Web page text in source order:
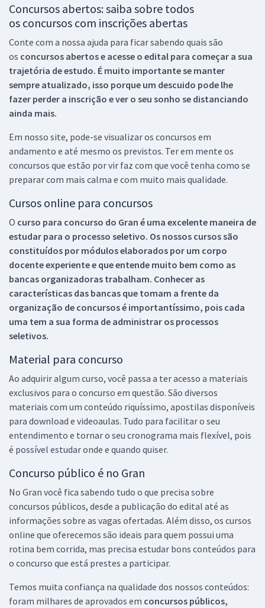
Concursos abertos: saiba sobre todos
os concursos com inscrições abertas
Conte com a nossa ajuda para ficar sabendo quais são
os concursos abertos e acesse o edital para começar a sua
trajetória de estudo. É muito importante se manter
sempre atualizado, isso porque um descuido pode lhe
fazer perder a inscrição e ver o seu sonho se distanciando
ainda mais.
Em nosso site, pode-se visualizar os concursos em
andamento e até mesmo os previstos. Ter em mente os
concursos que estão por vir faz com que você tenha como se
preparar com mais calma e com muito mais qualidade.
Cursos online para concursos
O curso para concurso do Gran é uma excelente maneira de
estudar para o processo seletivo. Os nossos cursos são
constituídos por módulos elaborados por um corpo
docente experiente e que entende muito bem como as
bancas organizadoras trabalham. Conhecer as
características das bancas que tomam a frente da
organização de concursos é importantíssimo, pois cada
uma tem a sua forma de administrar os processos
seletivos.
Material para concurso
Ao adquirir algum curso, você passa a ter acesso a materiais
exclusivos para o concurso em questão. São diversos
materiais com um conteúdo riquíssimo, apostilas disponíveis
para download e videoaulas. Tudo para facilitar o seu
entendimento e tornar o seu cronograma mais flexível, pois
é possível estudar onde e quando quiser.
Concurso público é no Gran
No Gran você fica sabendo tudo o que precisa sobre
concursos públicos, desde a publicação do edital até as
informações sobre as vagas ofertadas. Além disso, os cursos
online que oferecemos são ideais para quem possui uma
rotina bem corrida, mas precisa estudar bons conteúdos para
o concurso que está prestes a participar.
Temos muita confiança na qualidade dos nossos conteúdos:
foram milhares de aprovados em concursos públicos,